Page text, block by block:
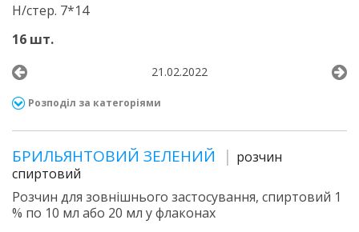
Н/стер. 7*14
16 шт.
21.02.2022
Розподіл за категоріями
БРИЛЬЯНТОВИЙ ЗЕЛЕНИЙ
розчин
спиртовий
Розчин для зовнішнього застосування, спиртовий 1
% по 10 мл або 20 мл у флаконах